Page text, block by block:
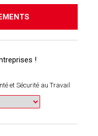
et Sécurité au Travail